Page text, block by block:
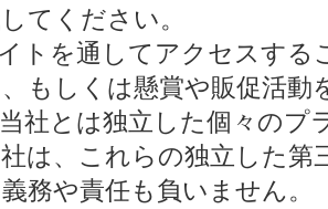
てください。
トを通してアクセスする
もしくは懸賞や販促活動
社とは独立した個々のプ
は、これらの独立した第
務や責任も負いません。